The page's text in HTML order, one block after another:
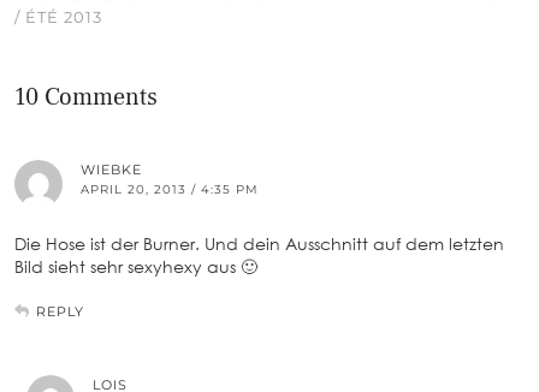
/ ÉTÉ 2013
10 Comments
WIEBKE
APRIL 20, 2013 / 4:35 PM
Die Hose ist der Burner. Und dein Ausschnitt auf dem letzten
Bild sieht sehr sexyhexy aus 🙂
REPLY
LOIS